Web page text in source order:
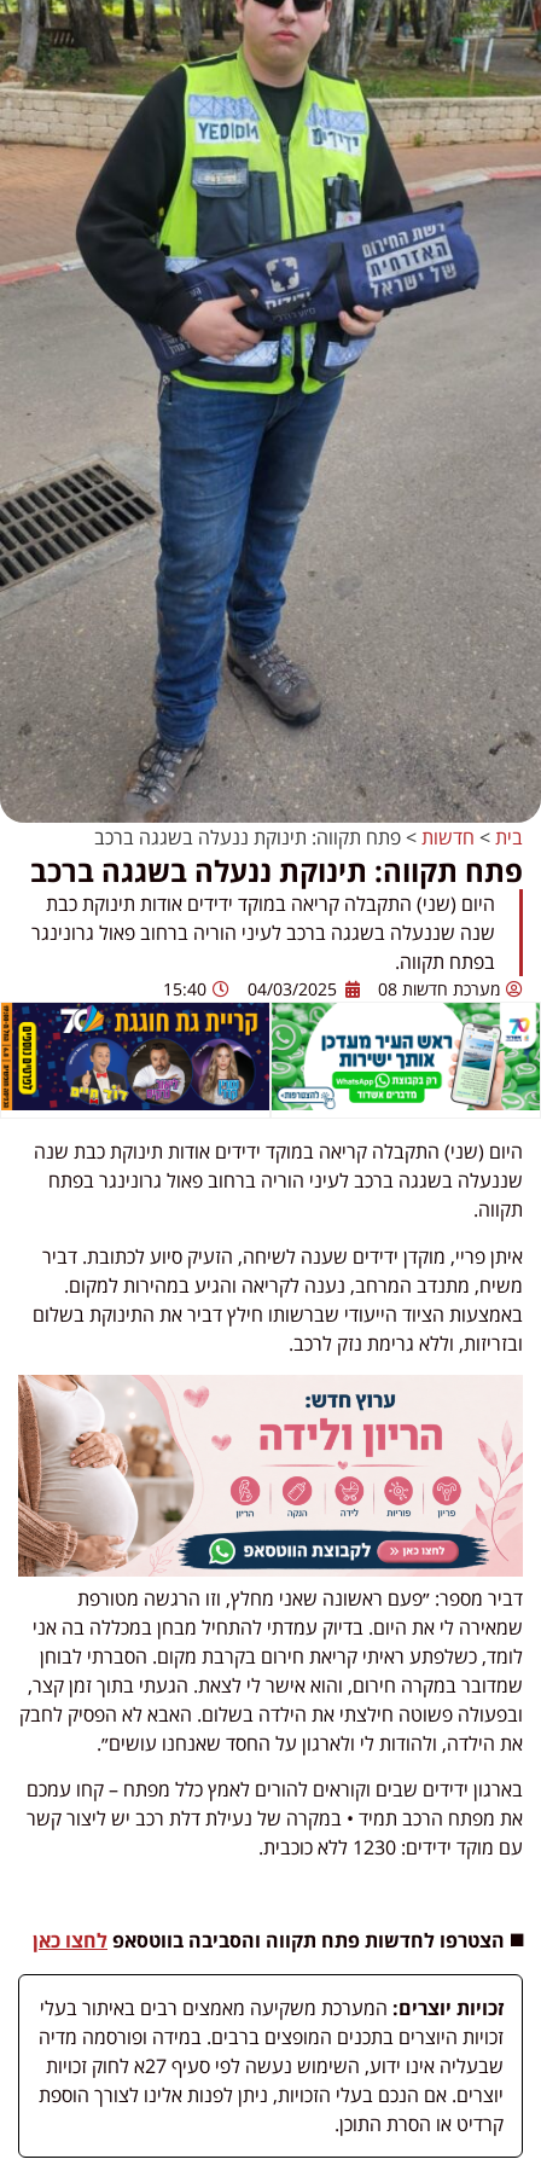
בית> חדשות>פתח תקווה: תינוקת ננעלה בשגגה ברכב
פתח תקווה: תינוקת ננעלה בשגגה ברכב
היום (שני) התקבלה קריאה במוקד ידידים אודות תינוקת כבת
שנה שננעלה בשגגה ברכב לעיני הוריה ברחוב פאול גרונינגר
בפתח תקווה.
מערכת חדשות 08 04/03/2025
15:40
היום (שני) התקבלה קריאה במוקד ידידים אודות תינוקת כבת שנה
שננעלה בשגגה ברכב לעיני הוריה ברחוב פאול גרונינגר בפתח
תקווה.
איתן פריי, מוקדן ידידים שענה לשיחה, הזעיק סיוע לכתובת. דביר
משיח, מתנדב המרחב, נענה לקריאה והגיע במהירות למקום.
באמצעות הציוד הייעודי שברשותו חילץ דביר את התינוקת בשלום
ובזריזות, וללא גרימת נזק לרכב.
דביר מספר: ״פעם ראשונה שאני מחלץ, וזו הרגשה מטורפת
שמאירה לי את היום. בדיוק עמדתי להתחיל מבחן במכללה בה אני
לומד, כשלפתע ראיתי קריאת חירום בקרבת מקום. הסברתי לבוחן
שמדובר במקרה חירום, והוא אישר לי לצאת. הגעתי בתוך זמן קצר,
ובפעולה פשוטה חילצתי את הילדה בשלום. האבא לא הפסיק לחבק
את הילדה, ולהודות לי ולארגון על החסד שאנחנו עושים״.
בארגון ידידים שבים וקוראים להורים לאמץ כלל מפתח – קחו עמכם
את מפתח הרכב תמיד • במקרה של נעילת דלת רכב יש ליצור קשר
עם מוקד ידידים: 1230 ללא כוכבית.
◼️ הצטרפו לחדשות פתח תקווה והסביבה בווטסאפלחצו כאן
זכויות יוצרים: המערכת משקיעה מאמצים רבים באיתור בעלי
זכויות היוצרים בתכנים המופצים ברבים. במידה ופורסמה מדיה
שבעליה אינו ידוע, השימוש נעשה לפי סעיף 27א לחוק זכויות
יוצרים. אם הנכם בעלי הזכויות, ניתן לפנות אלינו לצורך הוספת
קרדיט או הסרת התוכן.